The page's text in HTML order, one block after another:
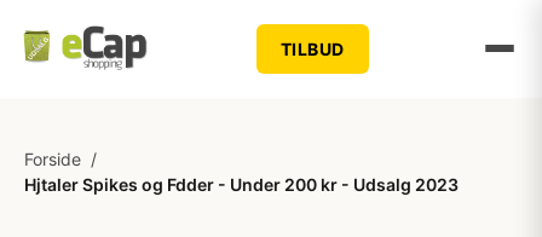
TILBUD
Forside /
Hjtaler Spikes og Fdder - Under 200 kr - Udsalg 2023